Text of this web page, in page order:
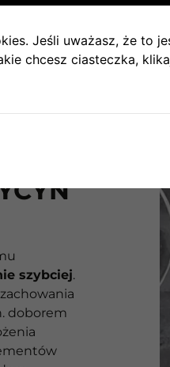
szybciej.
doborem
Jeśli uważasz, że to
chcesz ciasteczka,